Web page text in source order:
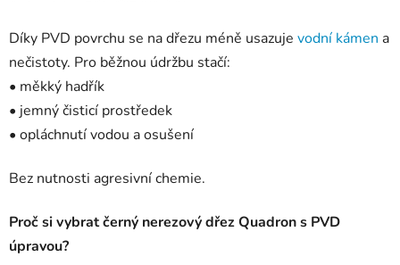
Díky PVD povrchu se na dřezu méně usazuje vodní kámen a
nečistoty. Pro běžnou údržbu stačí:
• měkký hadřík
• jemný čisticí prostředek
• opláchnutí vodou a osušení
Bez nutnosti agresivní chemie.
Proč si vybrat černý nerezový dřez Quadron s PVD
úpravou?